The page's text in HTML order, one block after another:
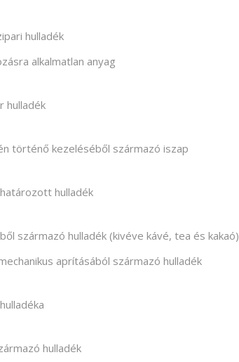
hulladék
alkalmatlan anyag
hulladék
történő kezeléséből származó iszap
hulladék
származó hulladék (kivéve kávé, tea és kakaó)
aprításából származó hulladék
hulladék